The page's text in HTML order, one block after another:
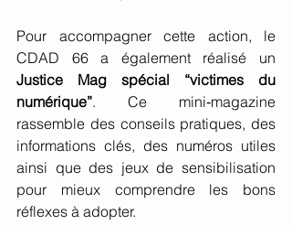
Pour accompagner cette action, le
Justice Mag spécial “victimes du
numérique”. Ce mini‑magazine
rassemble des conseils pratiques, des
informations clés, des numéros utiles
ainsi que des jeux de sensibilisation
pour mieux comprendre les bons
réflexes à adopter.